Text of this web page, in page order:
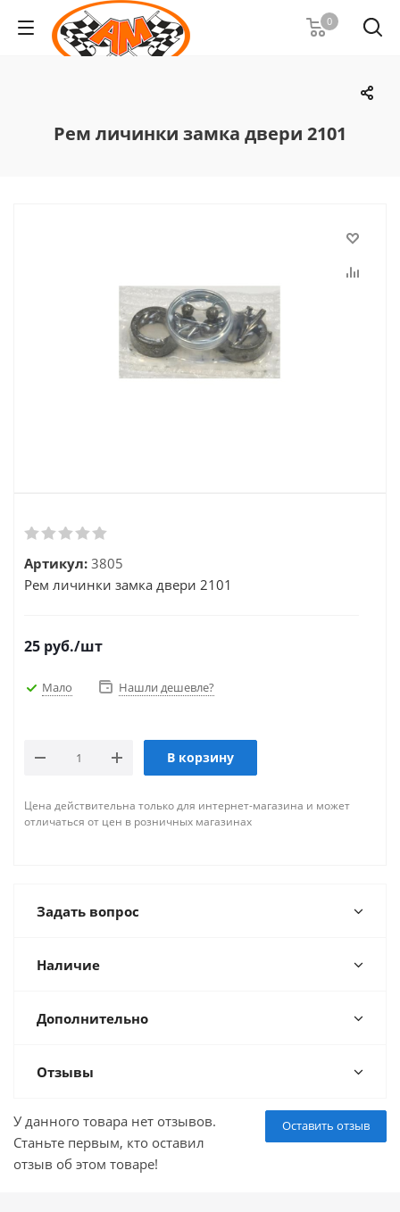
0
Рем личинки замка двери 2101
Артикул: 3805
Рем личинки замка двери 2101
25 руб./шт
Мало Нашли дешевле?
В корзину
Цена действительна только для интернет-магазина и может
отличаться от цен в розничных магазинах
Задать вопрос
Наличие
Дополнительно
Отзывы
Оставить отзыв
У данного товара нет отзывов.
Станьте первым, кто оставил
отзыв об этом товаре!